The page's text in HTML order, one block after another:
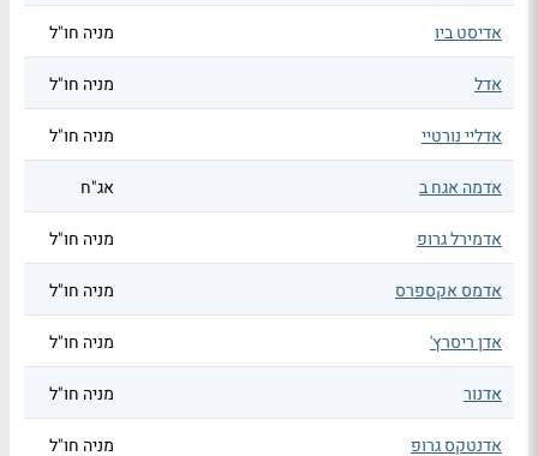
אדיסט ביו מניה חו"ל
אדל מניה חו"ל
אדליי נורטיי מניה חו"ל
אדמה אגח ב אג"ח
אדמירל גרופ מניה חו"ל
אדמס אקספרס מניה חו"ל
אדן ריסרץ' מניה חו"ל
אדנור מניה חו"ל
אדנטקס גרופ מניה חו"ל